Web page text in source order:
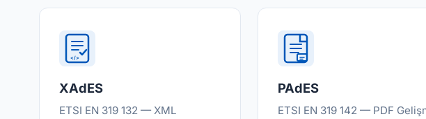
</>
XAdES
ETSI EN 319 132 — XML
PAdES
ETSI EN 319 142 — PDF